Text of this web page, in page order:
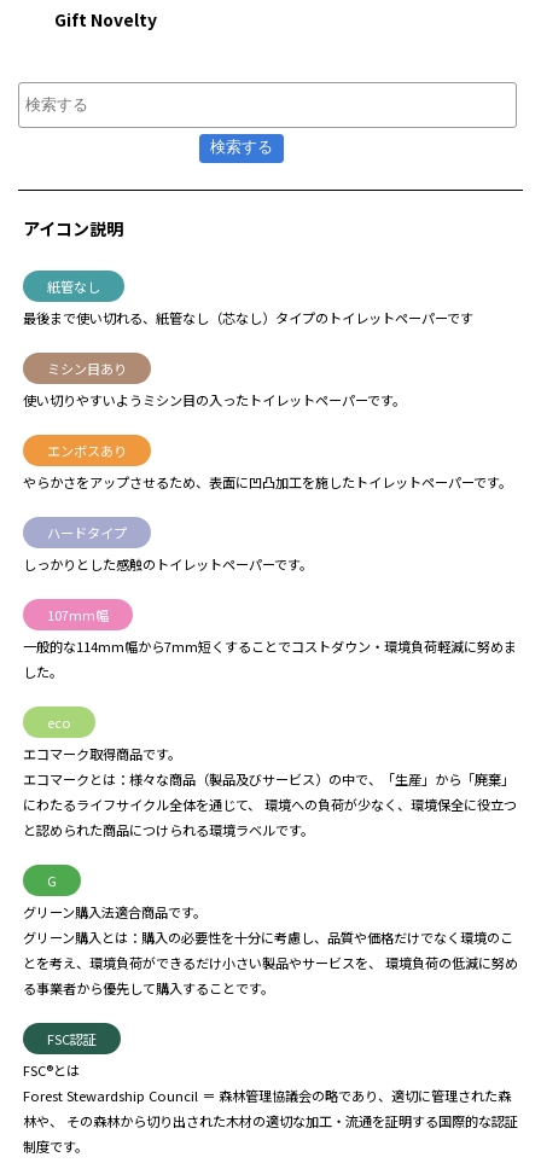
Gift Novelty
アイコン説明
紙管なし
最後まで使い切れる、紙管なし（芯なし）タイプのトイレットペーパーです
ミシン目あり
使い切りやすいようミシン目の入ったトイレットペーパーです。
エンボスあり
やらかさをアップさせるため、表面に凹凸加工を施したトイレットペーパーです。
ハードタイプ
しっかりとした感触のトイレットペーパーです。
107mm幅
一般的な114mm幅から7mm短くすることでコストダウン・環境負荷軽減に努めま
した。
eco
エコマーク取得商品です。
エコマークとは：様々な商品（製品及びサービス）の中で、「生産」から「廃棄」
にわたるライフサイクル全体を通じて、 環境への負荷が少なく、環境保全に役立つ
と認められた商品につけられる環境ラベルです。
G
グリーン購入法適合商品です。
グリーン購入とは：購入の必要性を十分に考慮し、品質や価格だけでなく環境のこ
とを考え、環境負荷ができるだけ小さい製品やサービスを、 環境負荷の低減に努め
る事業者から優先して購入することです。
FSC認証
FSC®とは
Forest Stewardship Council ＝ 森林管理協議会の略であり、適切に管理された森
林や、 その森林から切り出された木材の適切な加工・流通を証明する国際的な認証
制度です。